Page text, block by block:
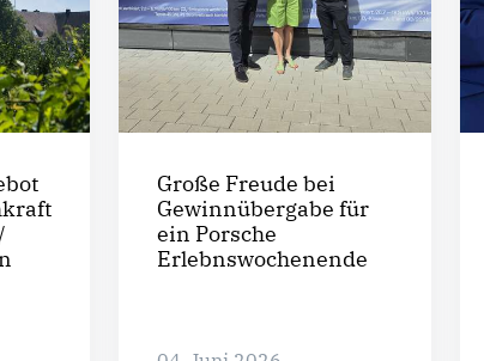
Große Freude bei
Gewinnübergabe für
ein Porsche
Erlebnswochenende